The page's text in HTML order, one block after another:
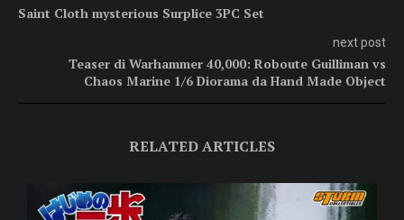
Saint Cloth mysterious Surplice 3PC Set
next post
Teaser di Warhammer 40,000: Roboute Guilliman vs
Chaos Marine 1/6 Diorama da Hand Made Object
RELATED ARTICLES